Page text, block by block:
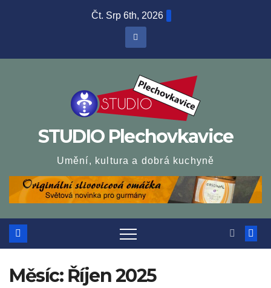
Čt. Srp 6th, 2026
STUDIO Plechovkavice
Umění, kultura a dobrá kuchyně
Měsíc: Říjen 2025